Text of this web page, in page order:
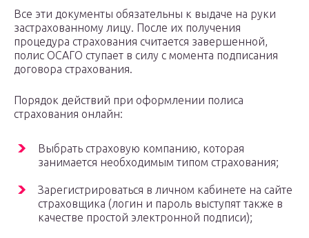
Все эти документы обязательны к выдаче на руки
застрахованному лицу. После их получения
процедура страхования считается завершенной,
полис ОСАГО ступает в силу с момента подписания
договора страхования.
Порядок действий при оформлении полиса
страхования онлайн:
Выбрать страховую компанию, которая
занимается необходимым типом страхования;
Зарегистрироваться в личном кабинете на сайте
страховщика (логин и пароль выступят также в
качестве простой электронной подписи);